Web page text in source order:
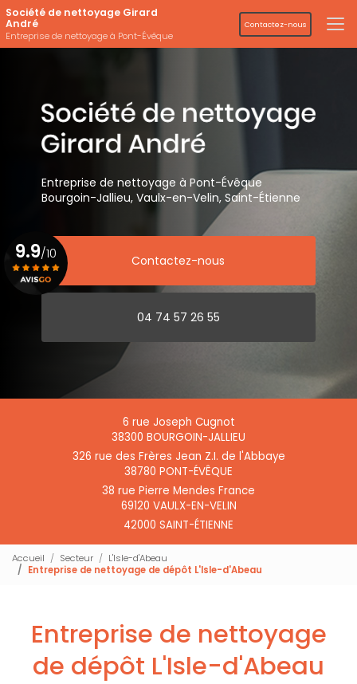
Aller
au
contenu
principal
Société de nettoyage Girard
André
Entreprise de nettoyage à Pont-Évêque
Contactez-nous
Entreprise de nettoyage à Pont-Évêque
Bourgoin-Jallieu, Vaulx-en-Velin, Saint-Étienne
Contactez-nous
04 74 57 26 55
6 rue Joseph Cugnot
38300 BOURGOIN-JALLIEU
326 rue des Frères Jean Z.I. de l'Abbaye
38780 PONT-ÉVÊQUE
38 rue Pierre Mendes France
69120 VAULX-EN-VELIN
42000 SAINT-ÉTIENNE
9.9/10
Accueil Secteur
L'Isle-d'Abeau
Entreprise de nettoyage de dépôt L'Isle-d'Abeau
Entreprise de nettoyage
de dépôt L'Isle-d'Abeau